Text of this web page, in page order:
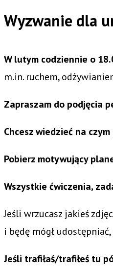
Wyzwanie dla
W lutym codziennie o
m.in. ruchem,
Zapraszam do podjęcia
Chcesz wiedzieć na
Pobierz motywujący
Wszystkie ćwiczenia,
Jeśli wrzucasz jakieś
i będę mógł
Jeśli trafiłaś/trafiłeś tu